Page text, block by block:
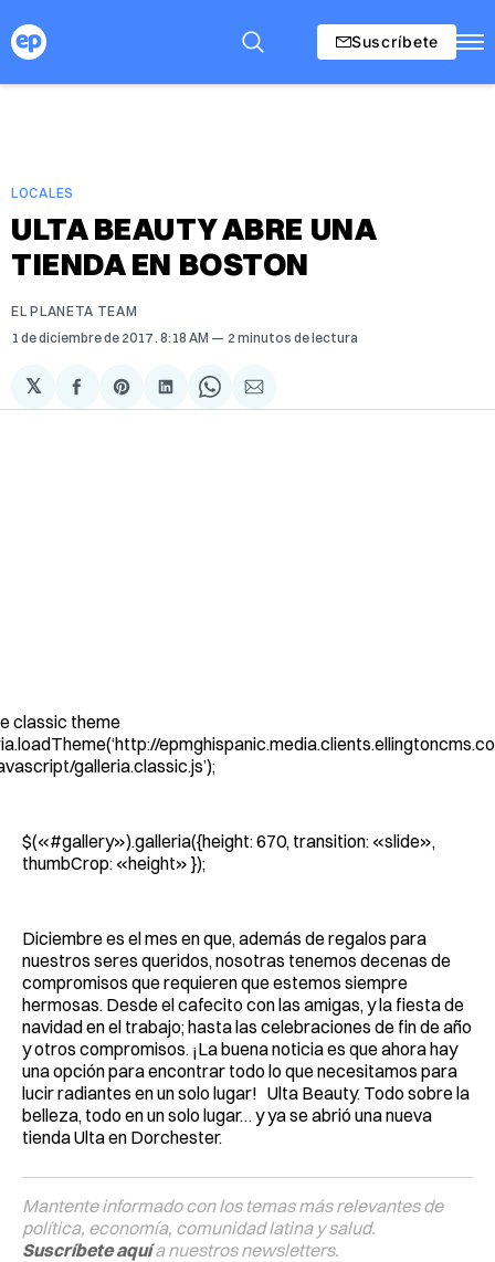
Suscríbete
LOCALES
ULTA BEAUTY ABRE UNA
TIENDA EN BOSTON
EL PLANETA TEAM
1 de diciembre de 2017 . 8:18 AM 2 minutos de lectura
𝕏
Compartir
en
Share
on
Compartir
en
Share
on
Compartir
via
classic theme
galleria.classic.js’);
$(«#gallery»).galleria({height: 670, transition: «slide»,
thumbCrop: «height» });
Diciembre es el mes en que, además de regalos para
nuestros seres queridos, nosotras tenemos decenas de
compromisos que requieren que estemos siempre
hermosas. Desde el cafecito con las amigas, y la fiesta de
navidad en el trabajo; hasta las celebraciones de fin de año
y otros compromisos. ¡La buena noticia es que ahora hay
una opción para encontrar todo lo que necesitamos para
lucir radiantes en un solo lugar! Ulta Beauty. Todo sobre la
belleza, todo en un solo lugar… y ya se abrió una nueva
tienda Ulta en Dorchester.
Mantente informado con los temas más relevantes de
política, economía, comunidad latina y salud.
Suscríbete aquía nuestros newsletters.